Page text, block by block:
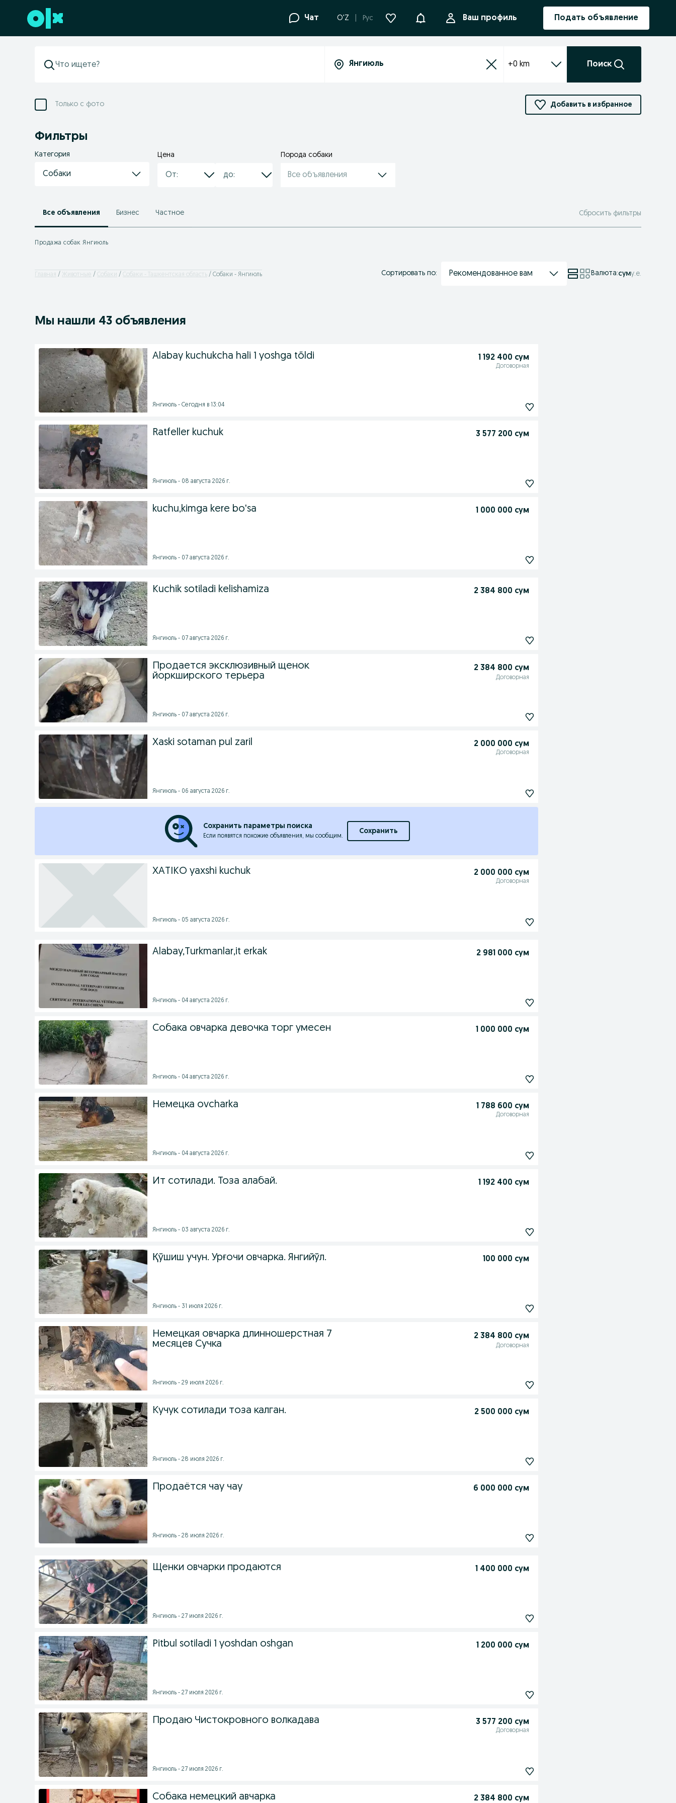
Перейти к нижнему колонтитулу Чат O'Z Рус УведомленияВаш профиль Подать объявление
+0 km Поиск
Только с фото Добавить в избранное
Фильтры
Категория
Собаки
Цена Порода собаки
Все объявления
Все объявления Бизнес Частное Сбросить фильтры
Продажа собак Янгиюль
Главная Животные Собаки Собаки - Ташкентская область Собаки - Янгиюль Сортировать по: Рекомендованное вам Валюта:суму.е.
Мы нашли 43 объявления
Alabay kuchukcha hali 1 yoshga tõldi 1 192 400 сум
Договорная
Янгиюль - Сегодня в 13:04
Ratfeller kuchuk 3 577 200 сум
Янгиюль - 08 августа 2026 г.
kuchu,kimga kere bo'sa 1 000 000 сум
Янгиюль - 07 августа 2026 г.
Kuchik sotiladi kelishamiza 2 384 800 сум
Янгиюль - 07 августа 2026 г.
Продается эксклюзивный щенок
йоркширского терьера
2 384 800 сум
Договорная
Янгиюль - 07 августа 2026 г.
Xaski sotaman pul zaril 2 000 000 сум
Договорная
Янгиюль - 06 августа 2026 г.
Сохранить параметры поиска
Если появятся похожие объявления, мы сообщим.
Сохранить
XATIKO yaxshi kuchuk 2 000 000 сум
Договорная
Янгиюль - 05 августа 2026 г.
Alabay,Turkmanlar,it erkak 2 981 000 сум
Янгиюль - 04 августа 2026 г.
Собака овчарка девочка торг умесен 1 000 000 сум
Янгиюль - 04 августа 2026 г.
Немецка ovcharka 1 788 600 сум
Договорная
Янгиюль - 04 августа 2026 г.
Ит сотилади. Тоза алабай. 1 192 400 сум
Янгиюль - 03 августа 2026 г.
Қўшиш учун. Урғочи овчарка. Янгийўл. 100 000 сум
Янгиюль - 31 июля 2026 г.
Немецкая овчарка длинношерстная 7
месяцев Сучка
2 384 800 сум
Договорная
Янгиюль - 29 июля 2026 г.
Кучук сотилади тоза калган. 2 500 000 сум
Янгиюль - 28 июля 2026 г.
Продаётся чау чау 6 000 000 сум
Янгиюль - 28 июля 2026 г.
Щенки овчарки продаются 1 400 000 сум
Янгиюль - 27 июля 2026 г.
Pitbul sotiladi 1 yoshdan oshgan 1 200 000 сум
Янгиюль - 27 июля 2026 г.
Продаю Чистокровного волкадава 3 577 200 сум
Договорная
Янгиюль - 27 июля 2026 г.
Собака немецкий авчарка 2 384 800 сум